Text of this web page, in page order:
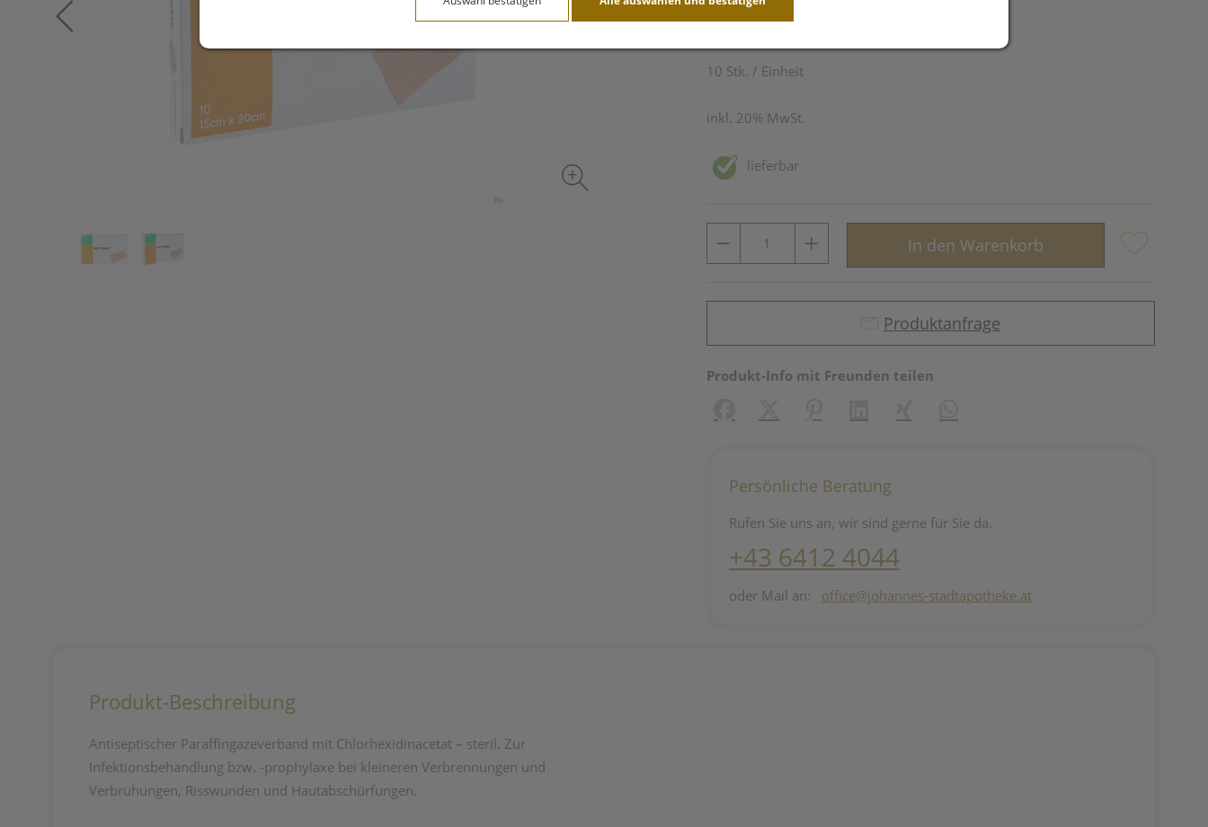
10 Stk. / Einheit
inkl. 20% MwSt.
lieferbar
In den Warenkorb
Produktanfrage
Produkt-Info mit Freunden teilen
Persönliche Beratung
Rufen Sie uns an, wir sind gerne für Sie da.
+43 6412 4044
oder Mail an: office@johannes-stadtapotheke.at
Produkt-Beschreibung
Antiseptischer Paraffingazeverband mit Chlorhexidinacetat – steril. Zur
Infektionsbehandlung bzw. -prophylaxe bei kleineren Verbrennungen und
Verbrühungen, Risswunden und Hautabschürfungen.